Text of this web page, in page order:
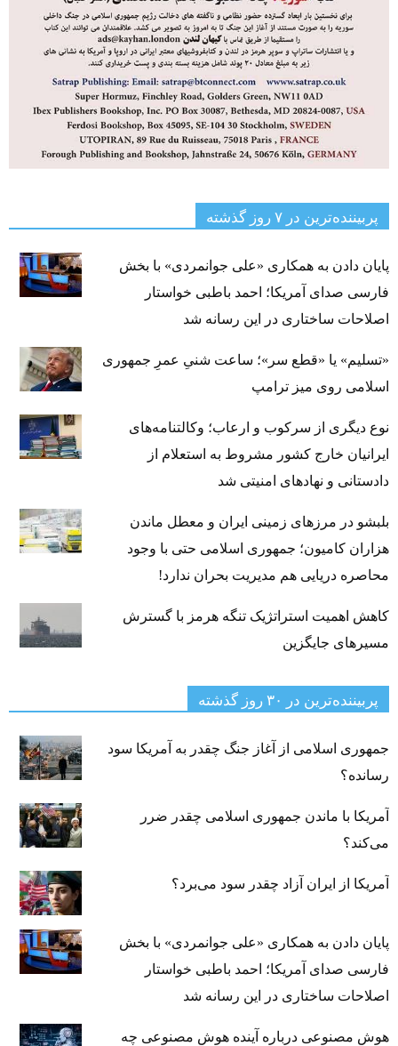
پربیننده‌ترین‌ در ۷ روز گذشته
پایان دادن به همکاری «علی جوانمردی» با بخش
فارسی صدای آمریکا؛ احمد باطبی خواستار
اصلاحات ساختاری در این رسانه شد
«تسلیم» یا «قطع سر»؛ ساعت شنیِ عمرِ جمهوری
اسلامی روی میز ترامپ
نوع دیگری از سرکوب و ارعاب؛ وکالتنامه‌های
ایرانیان خارج کشور مشروط به استعلام از
دادستانی و نهادهای امنیتی شد
بلبشو در مرزهای زمینی ایران و معطل ماندن
هزاران کامیون؛ جمهوری اسلامی حتی با وجود
محاصره دریایی هم مدیریت بحران ندارد!
کاهش اهمیت استراتژیک تنگه‌ هرمز با گسترش
مسیرهای جایگزین
پربیننده‌ترین‌ در ۳۰ روز گذشته
جمهوری اسلامی از آغاز جنگ چقدر به آمریکا سود
رسانده؟
آمریکا با ماندن جمهوری اسلامی چقدر ضرر
می‌کند؟
آمریکا از ایران آزاد چقدر سود می‌برد؟
پایان دادن به همکاری «علی جوانمردی» با بخش
فارسی صدای آمریکا؛ احمد باطبی خواستار
اصلاحات ساختاری در این رسانه شد
هوش مصنوعی درباره آینده هوش مصنوعی چه